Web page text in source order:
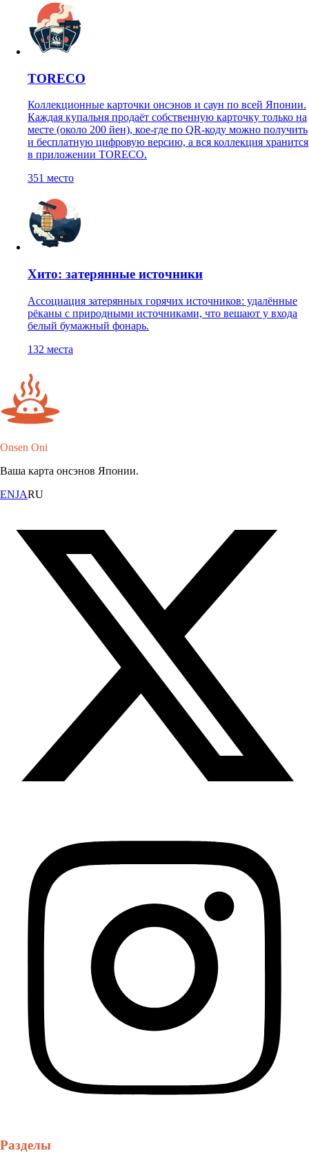
TORECO
Коллекционные карточки онсэнов и саун по всей Японии.
Каждая купальня продаёт собственную карточку только на
месте (около 200 йен), кое-где по QR-коду можно получить
и бесплатную цифровую версию, а вся коллекция хранится
в приложении TORECO.
351 место
Хито: затерянные источники
Ассоциация затерянных горячих источников: удалённые
рёканы с природными источниками, что вешают у входа
белый бумажный фонарь.
132 места
Onsen Oni
Ваша карта онсэнов Японии.
ENJARU
Разделы